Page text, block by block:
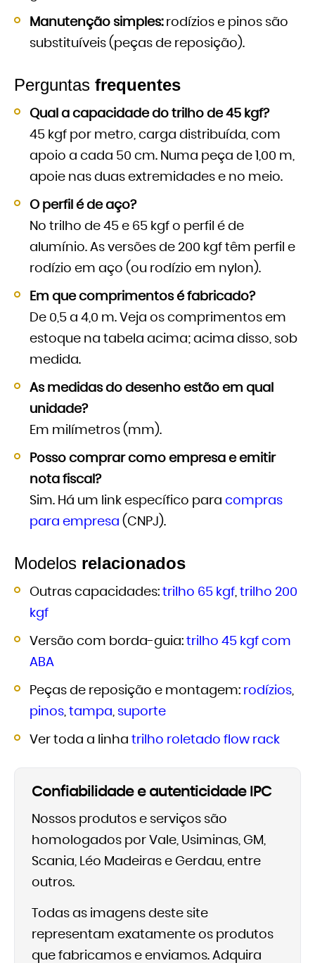
Manutenção simples:rodízios e pinos são
substituíveis (peças de reposição).
Perguntas frequentes
Qual a capacidade do trilho de 45 kgf?
45 kgf por metro, carga distribuída, com
apoio a cada 50 cm. Numa peça de 1,00 m,
apoie nas duas extremidades e no meio.
O perfil é de aço?
No trilho de 45 e 65 kgf o perfil é de
alumínio. As versões de 200 kgf têm perfil e
rodízio em aço (ou rodízio em nylon).
Em que comprimentos é fabricado?
De 0,5 a 4,0 m. Veja os comprimentos em
estoque na tabela acima; acima disso, sob
medida.
As medidas do desenho estão em qual
unidade?
Em milímetros (mm).
Posso comprar como empresa e emitir
nota fiscal?
Sim. Há um link específico para compras
para empresa (CNPJ).
Modelos relacionados
Outras capacidades: trilho 65 kgf, trilho 200
kgf
Versão com borda-guia: trilho 45 kgf com
ABA
Peças de reposição e montagem: rodízios,
pinos, tampa, suporte
Ver toda a linha trilho roletado flow rack
Confiabilidade e autenticidade IPC
Nossos produtos e serviços são
homologados por Vale, Usiminas, GM,
Scania, Léo Madeiras e Gerdau, entre
outros.
Todas as imagens deste site
representam exatamente os produtos
que fabricamos e enviamos. Adquira